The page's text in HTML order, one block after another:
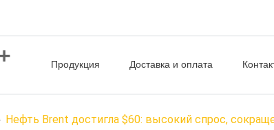
Продукция Доставка и оплата
Нефть Brent достигла $60: высокий спрос,